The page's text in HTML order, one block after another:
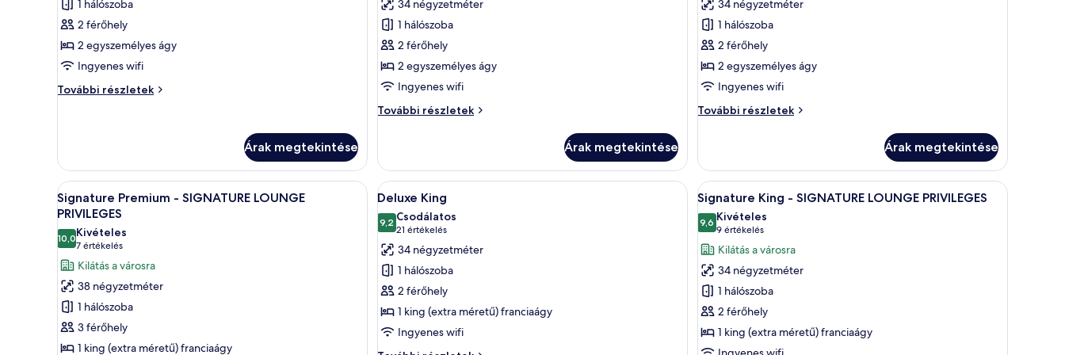
megtekintése:
Deluxe
Twin
1 hálószoba
2 férőhely
2 egyszemélyes ágy
Ingyenes wifi
További részletek
Deluxe
Árak megtekintése
megtekintése:
Opera
Twin
34 négyzetméter
1 hálószoba
2 férőhely
2 egyszemélyes ágy
Ingyenes wifi
További részletek
Opera
Árak megtekintése
megtekintése:
Signature
Twin
-
SIGNATURE
LOUNGE
34 négyzetméter
1 hálószoba
2 férőhely
2 egyszemélyes ágy
Ingyenes wifi
További részletek
Signature
LOUNGE
PRIVILEGES
további
részletei
Árak megtekintése
A
következő
szoba
összes
képének
megtekintése:
Signature
Premium
-
Egy modern fürőszoba két mosdókagylóval, egy nagy tükörrel és márványburkolatú falakkal.
1
Signature Premium - SIGNATURE LOUNGE
PRIVILEGES
10,010-ből 10,0
Kivételes
7 értékelés
(7
értékelés)
Kilátás a városra
38 négyzetméter
1 hálószoba
3 férőhely
1 king (extra méretű) franciaágy
A
következő
szoba
összes
képének
megtekintése:
Deluxe
King
Egy modern fürőszoba két mosdókagylóval, egy nagy tükörrel és márványburkolatú falakkal.
1
Deluxe King
9,210-ből 9,2
Csodálatos
21 értékelés
(21
értékelés)
34 négyzetméter
1 hálószoba
2 férőhely
1 king (extra méretű) franciaágy
Ingyenes wifi
A
következő
szoba
összes
képének
megtekintése:
Signature
King
-
Egy modern fürőszoba két
1
Signature King - SIGNATURE LOUNGE PRIVILEGES
9,610-ből 9,6
Kivételes
9 értékelés
(9
értékelés)
Kilátás a városra
34 négyzetméter
1 hálószoba
2 férőhely
1 king (extra méretű) franciaágy